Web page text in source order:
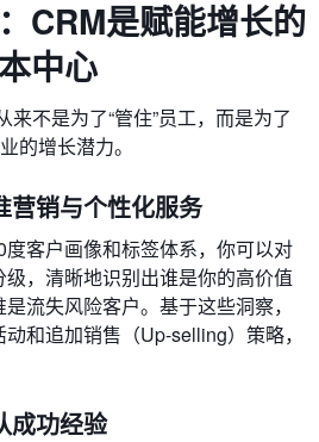
CRM是赋能增长的
中心
不是为了“管住”员工，而是为了
的增长潜力。
营销与个性化服务
客户画像和标签体系，你可以对
，清晰地识别出谁是你的高价值
流失风险客户。基于这些洞察，
和追加销售（Up-selling）策略，
成功经验